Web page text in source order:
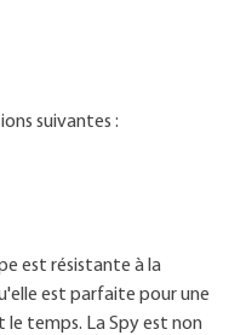
suivantes :
est résistante à la
est parfaite pour une
temps. La Spy est non